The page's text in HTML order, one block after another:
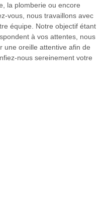
la plomberie ou encore
vous, nous travaillons avec
équipe. Notre objectif étant
à vos attentes, nous
une oreille attentive afin de
nous sereinement votre